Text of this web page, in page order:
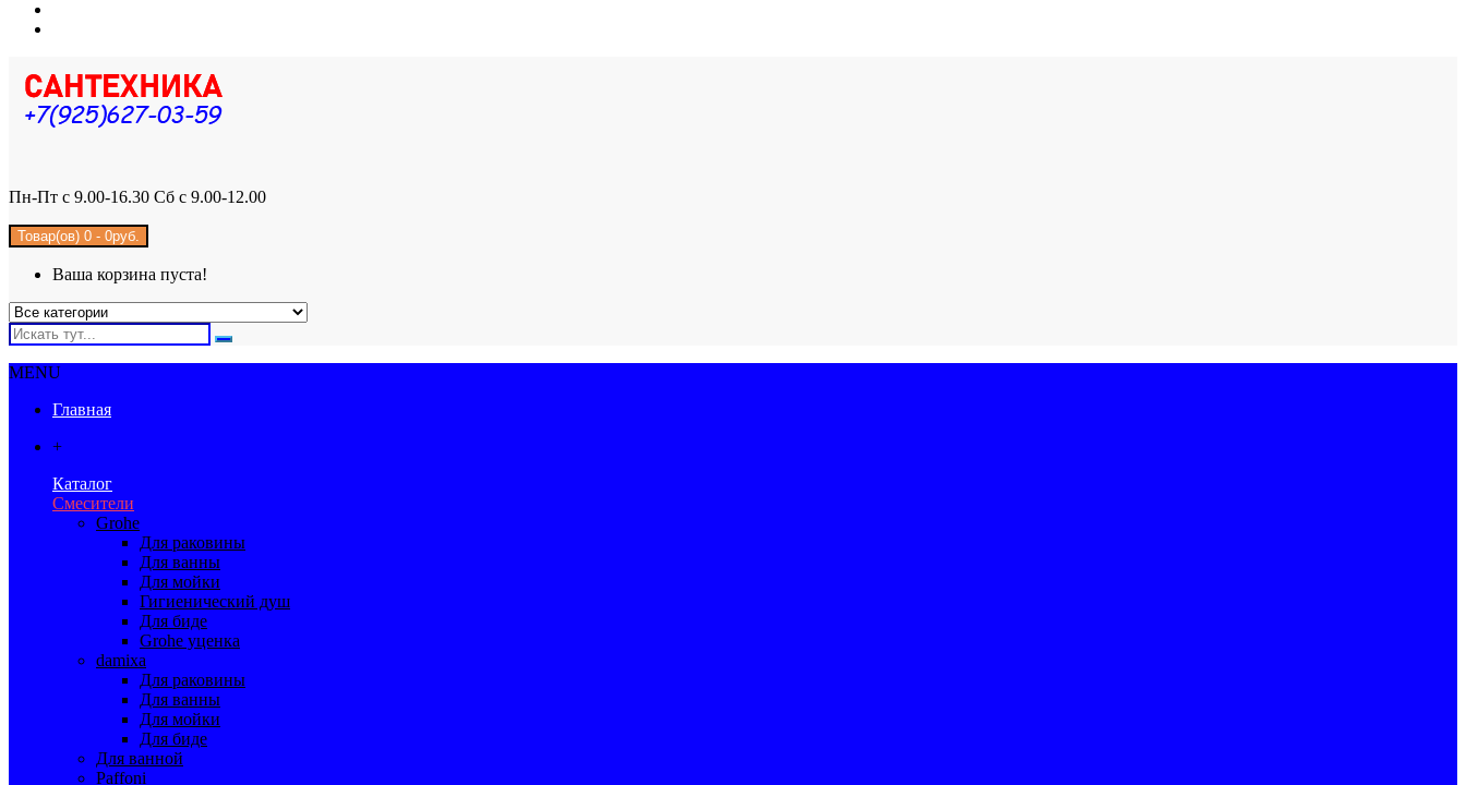
Пн-Пт с 9.00-16.30 Сб с 9.00-12.00
Товар(ов) 0 - 0руб.
Ваша корзина пуста!
MENU
Главная
+
Каталог
Смесители
Grohe
Для раковины
Для ванны
Для мойки
Гигиенический душ
Для биде
Grohe уценка
damixa
Для раковины
Для ванны
Для мойки
Для биде
Для ванной
Paffoni